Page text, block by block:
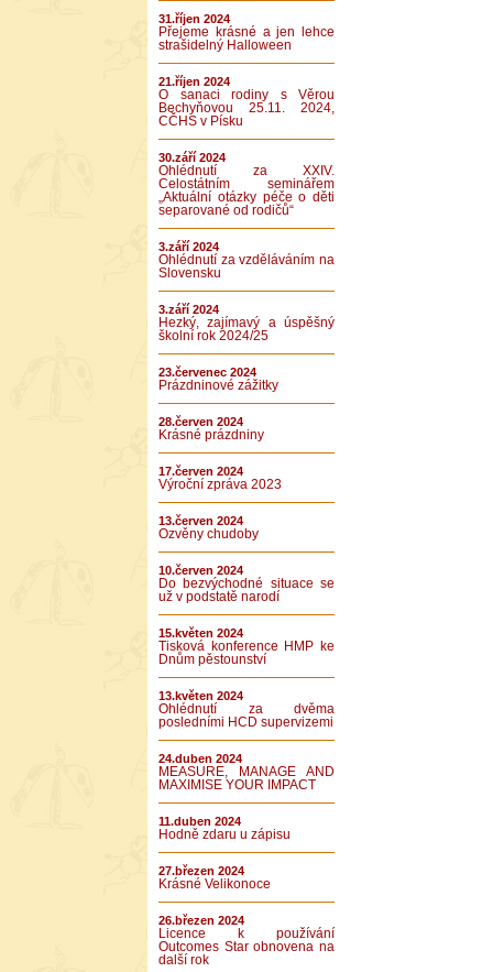
31.říjen 2024
Přejeme krásné a jen lehce
strašidelný Halloween
21.říjen 2024
O sanaci rodiny s Věrou
Bechyňovou 25.11. 2024,
CČHS v Písku
30.září 2024
Ohlédnutí za XXIV.
Celostátním seminářem
„Aktuální otázky péče o děti
separované od rodičů“
3.září 2024
Ohlédnutí za vzděláváním na
Slovensku
3.září 2024
Hezký, zajímavý a úspěšný
školní rok 2024/25
23.červenec 2024
Prázdninové zážitky
28.červen 2024
Krásné prázdniny
17.červen 2024
Výroční zpráva 2023
13.červen 2024
Ozvěny chudoby
10.červen 2024
Do bezvýchodné situace se
už v podstatě narodí
15.květen 2024
Tisková konference HMP ke
Dnům pěstounství
13.květen 2024
Ohlédnutí za dvěma
posledními HCD supervizemi
24.duben 2024
MEASURE, MANAGE AND
MAXIMISE YOUR IMPACT
11.duben 2024
Hodně zdaru u zápisu
27.březen 2024
Krásné Velikonoce
26.březen 2024
Licence k používání
Outcomes Star obnovena na
další rok